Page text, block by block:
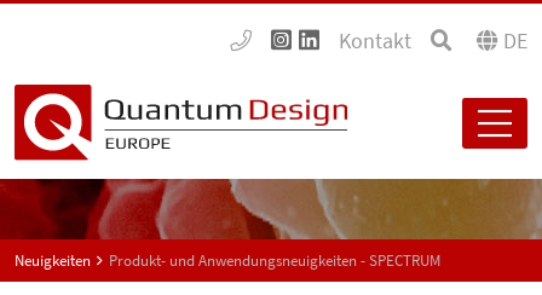
Kontakt DE
Neuigkeiten Produkt- und Anwendungsneuigkeiten - SPECTRUM